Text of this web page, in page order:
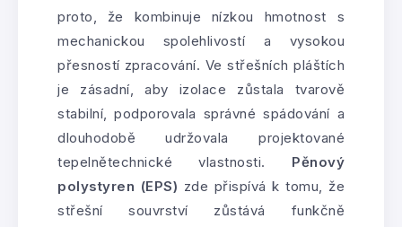
proto, že kombinuje nízkou hmotnost s
mechanickou spolehlivostí a vysokou
přesností zpracování. Ve střešních pláštích
je zásadní, aby izolace zůstala tvarově
stabilní, podporovala správné spádování a
dlouhodobě udržovala projektované
tepelnětechnické vlastnosti. Pěnový
polystyren (EPS) zde přispívá k tomu, že
střešní souvrství zůstává funkčně